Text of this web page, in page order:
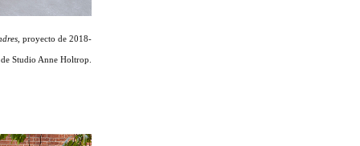
proyecto de 2018-
Studio Anne Holtrop.